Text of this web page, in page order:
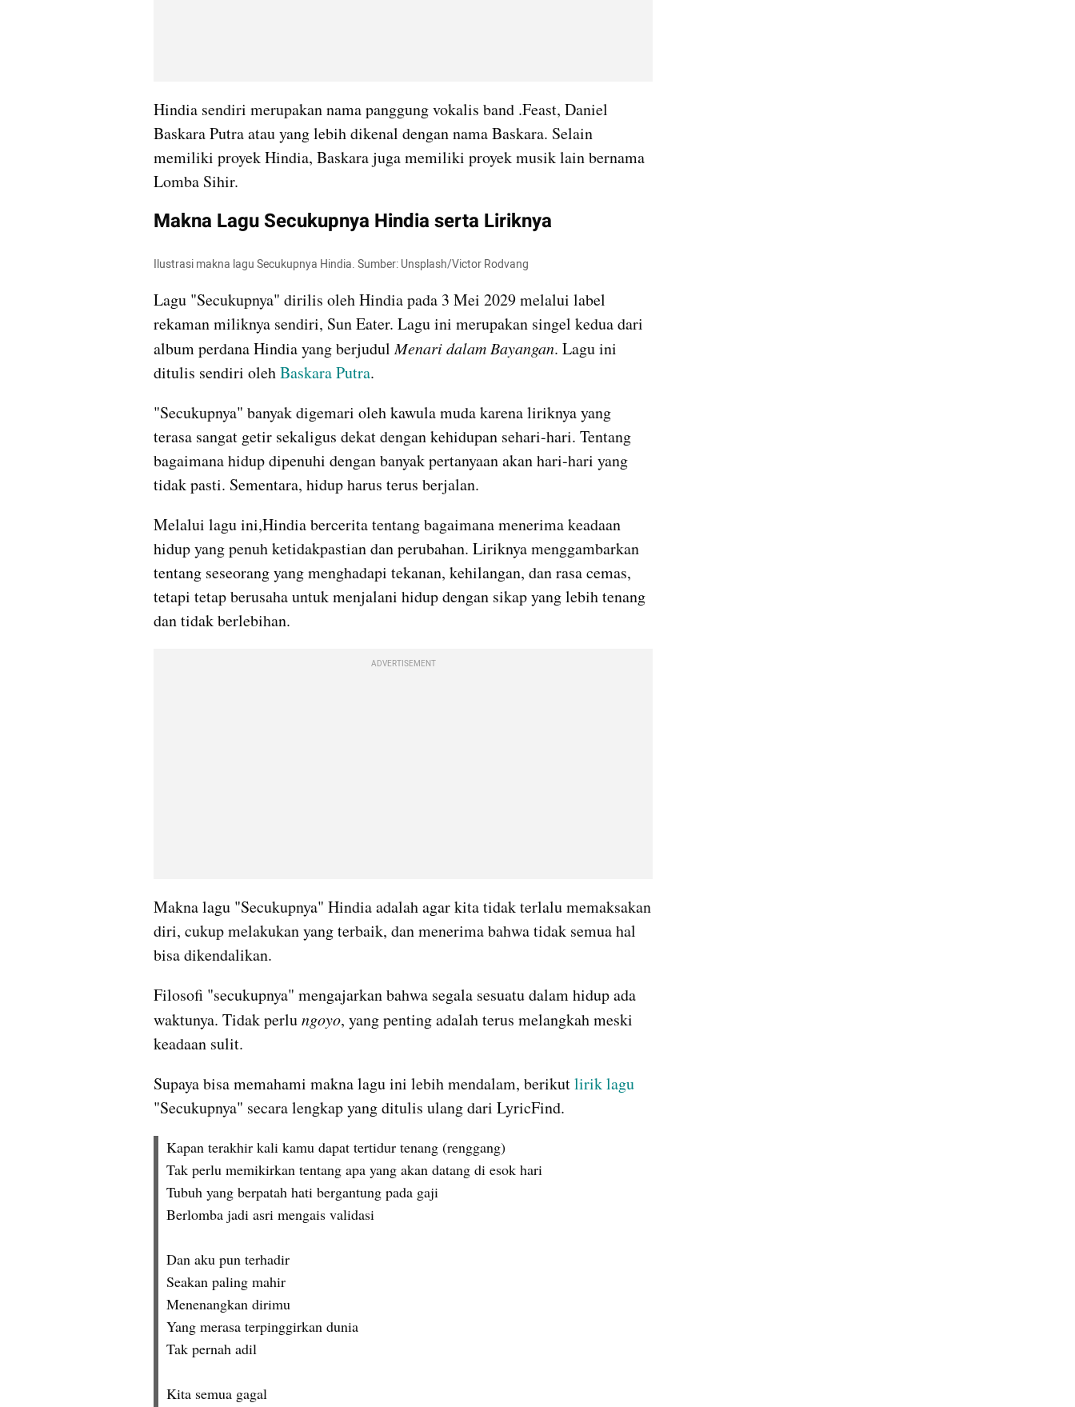
Hindia sendiri merupakan nama panggung vokalis band .Feast, Daniel
Baskara Putra atau yang lebih dikenal dengan nama Baskara. Selain
memiliki proyek Hindia, Baskara juga memiliki proyek musik lain bernama
Lomba Sihir.
Makna Lagu Secukupnya Hindia serta Liriknya
Ilustrasi makna lagu Secukupnya Hindia. Sumber: Unsplash/Victor Rodvang
Lagu "Secukupnya" dirilis oleh Hindia pada 3 Mei 2029 melalui label
rekaman miliknya sendiri, Sun Eater. Lagu ini merupakan singel kedua dari
album perdana Hindia yang berjudul Menari dalam Bayangan. Lagu ini
ditulis sendiri oleh Baskara Putra.
"Secukupnya" banyak digemari oleh kawula muda karena liriknya yang
terasa sangat getir sekaligus dekat dengan kehidupan sehari-hari. Tentang
bagaimana hidup dipenuhi dengan banyak pertanyaan akan hari-hari yang
tidak pasti. Sementara, hidup harus terus berjalan.
Melalui lagu ini,Hindia bercerita tentang bagaimana menerima keadaan
hidup yang penuh ketidakpastian dan perubahan. Liriknya menggambarkan
tentang seseorang yang menghadapi tekanan, kehilangan, dan rasa cemas,
tetapi tetap berusaha untuk menjalani hidup dengan sikap yang lebih tenang
dan tidak berlebihan.
ADVERTISEMENT
Makna lagu "Secukupnya" Hindia adalah agar kita tidak terlalu memaksakan
diri, cukup melakukan yang terbaik, dan menerima bahwa tidak semua hal
bisa dikendalikan.
Filosofi "secukupnya" mengajarkan bahwa segala sesuatu dalam hidup ada
waktunya. Tidak perlu ngoyo, yang penting adalah terus melangkah meski
keadaan sulit.
Supaya bisa memahami makna lagu ini lebih mendalam, berikut lirik lagu
"Secukupnya" secara lengkap yang ditulis ulang dari LyricFind.
Kapan terakhir kali kamu dapat tertidur tenang (renggang)
Tak perlu memikirkan tentang apa yang akan datang di esok hari
Tubuh yang berpatah hati bergantung pada gaji
Berlomba jadi asri mengais validasi
Dan aku pun terhadir
Seakan paling mahir
Menenangkan dirimu
Yang merasa terpinggirkan dunia
Tak pernah adil
Kita semua gagal